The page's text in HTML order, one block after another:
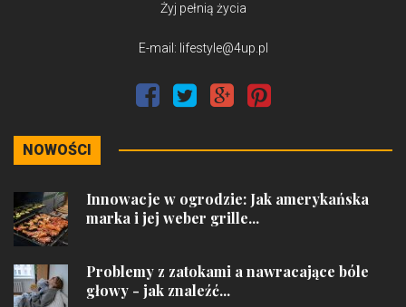
Żyj pełnią życia
E-mail: lifestyle@4up.pl
NOWOŚCI
Innowacje w ogrodzie: Jak amerykańska
marka i jej weber grille...
Problemy z zatokami a nawracające bóle
głowy - jak znaleźć...